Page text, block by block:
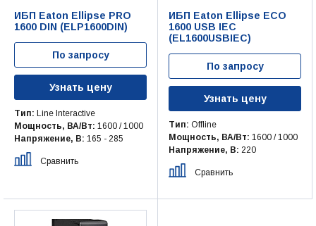
ИБП Eaton Ellipse PRO
1600 DIN (ELP1600DIN)
По запросу
Узнать цену
Тип: Line Interactive
Мощность, ВА/Вт: 1600 / 1000
Напряжение, В: 165 - 285
Сравнить
ИБП Eaton Ellipse ECO
1600 USB IEC
(EL1600USBIEC)
По запросу
Узнать цену
Тип: Offline
Мощность, ВА/Вт: 1600 / 1000
Напряжение, В: 220
Сравнить